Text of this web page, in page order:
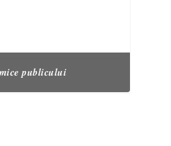
publicului